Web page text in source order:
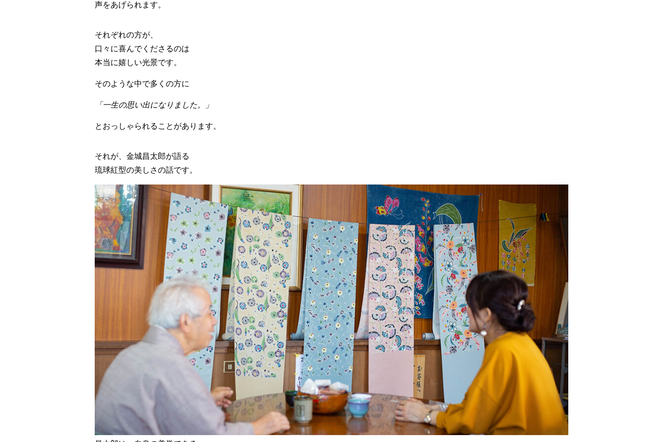
声をあげられます。
それぞれの方が、
口々に喜んでくださるのは
本当に嬉しい光景です。
そのような中で多くの方に
「一生の思い出になりました。」
とおっしゃられることがあります。
それが、金城昌太郎が語る
琉球紅型の美しさの話です。